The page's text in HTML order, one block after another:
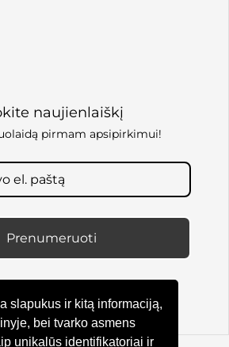
slapukus ir kitą informaciją,
bei tvarko asmens
unikalūs identifikatoriai ir
naujienlaiškį
pirmam apsipirkimui!
Prenumeruoti